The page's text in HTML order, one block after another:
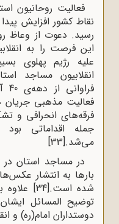
رسید. دعوت از وعاظ
این فرصت را به
علیه رژیم پهلوی
انقلابیون مساجد
فعالیت مذهبی جریان
فرقه‌های انحرافی و
جمله اقداماتی
می‌شد.[33]
در مساجد استان
بارها به انتشار
شده است.[34]
توضیح المسائل
دوستداران امام(ره) و